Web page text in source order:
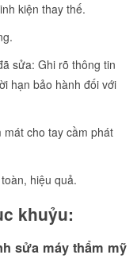
kiện thay thế.
sửa: Ghi rõ thông tin
hạn bảo hành đối với
cho tay cầm phát
hiệu quả.
khuỷu:
sửa máy thẩm mỹ